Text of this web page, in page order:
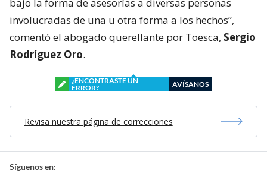
involucradas de una u otra forma a los hechos”,
comentó el abogado querellante por Toesca, Sergio
Rodríguez Oro.
¿ENCONTRASTE UN
ERROR?
AVÍSANOS
Revisa nuestra página de correcciones
Síguenos en: